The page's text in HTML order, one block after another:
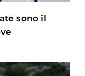
sono il